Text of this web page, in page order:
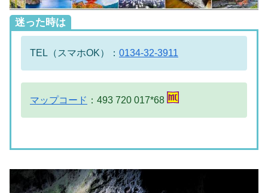
迷った時は
TEL（スマホOK）： 0134-32-3911
マップコード ：493 720 017*68